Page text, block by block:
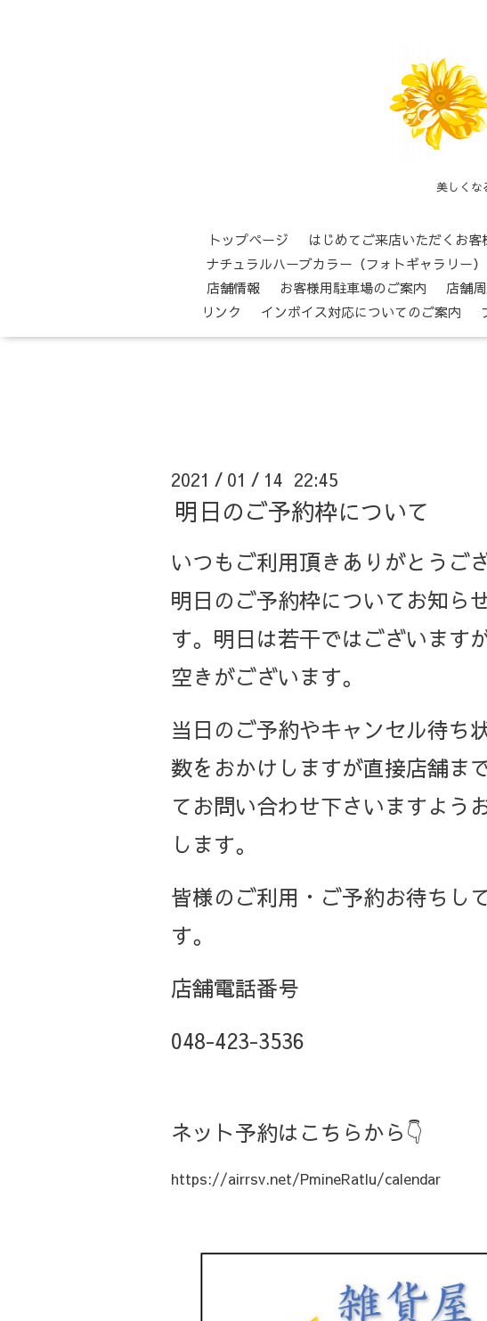
美しくな
トップページ はじめてご来店いただくお客
ナチュラルハーブカラー（フォトギャラリー）
店舗情報
お客様用駐車場のご案内 店舗
リンク
インボイス対応についてのご案内
2021 / 01 / 14 22:45
明日のご予約枠について
いつもご利用頂きありがとうご
明日のご予約枠についてお知ら
す。明日は若干ではございます
空きがございます。
当日のご予約やキャンセル待ち
数をおかけしますが直接店舗ま
てお問い合わせ下さいますよう
します。
皆様のご利用・ご予約お待ちし
す。
店舗電話番号
048-423-3536
ネット予約はこちらから👇
https://airrsv.net/PmineRatlu/calendar